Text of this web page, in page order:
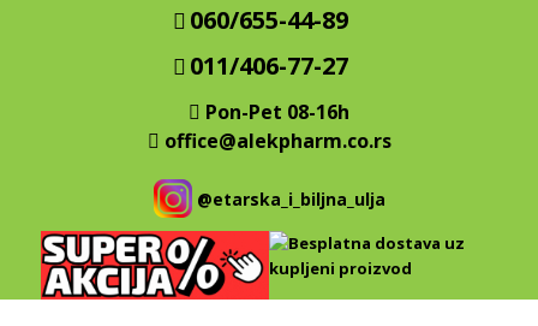
060/655-44-89
011/406-77-27
Pon-Pet 08-16h
office@alekpharm.co.rs
@etarska_i_biljna_ulja